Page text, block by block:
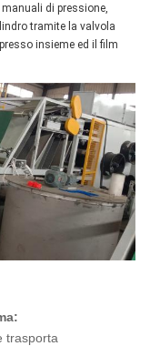
di pressione,
tramite la valvola
insieme ed il film
trasporta